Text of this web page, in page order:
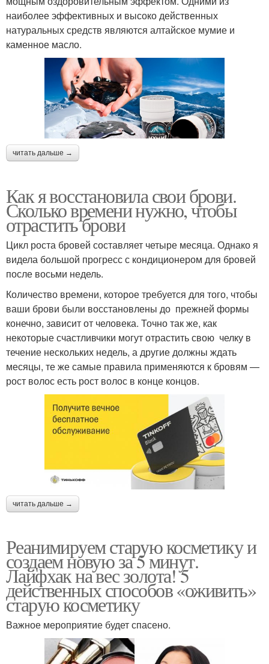
наиболее эффективных и высоко действенных
натуральных средств являются алтайское мумие и
каменное масло.
читать дальше →
Как я восстановила свои брови.
Сколько времени нужно, чтобы
отрастить брови
Цикл роста бровей составляет четыре месяца. Однако я
видела большой прогресс с кондиционером для бровей
после восьми недель.
Количество времени, которое требуется для того, чтобы
ваши брови были восстановлены до прежней формы
конечно, зависит от человека. Точно так же, как
некоторые счастливчики могут отрастить свою челку в
течение нескольких недель, а другие должны ждать
месяцы, те же самые правила применяются к бровям —
рост волос есть рост волос в конце концов.
читать дальше →
Реанимируем старую косметику и
создаем новую за 5 минут.
Лайфхак на вес золота! 5
действенных способов «оживить»
старую косметику
Важное мероприятие будет спасено.